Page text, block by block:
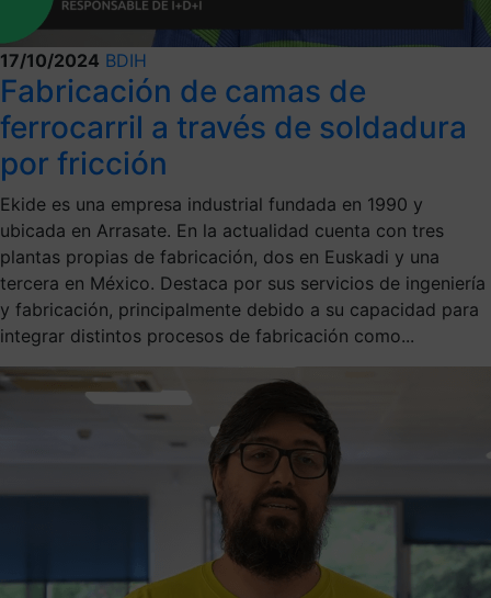
17/10/2024 BDIH
Fabricación de camas de
ferrocarril a través de soldadura
por fricción
Ekide es una empresa industrial fundada en 1990 y
ubicada en Arrasate. En la actualidad cuenta con tres
plantas propias de fabricación, dos en Euskadi y una
tercera en México. Destaca por sus servicios de ingeniería
y fabricación, principalmente debido a su capacidad para
integrar distintos procesos de fabricación como...